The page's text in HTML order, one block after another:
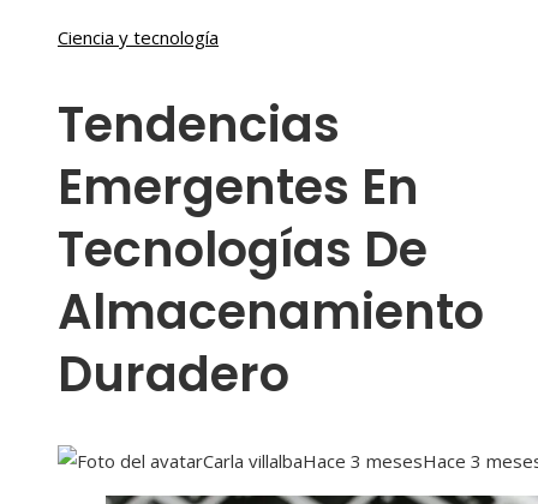
Ciencia y tecnología
Tendencias
Emergentes En
Tecnologías De
Almacenamiento
Duradero
Carla villalbaHace 3 mesesHace 3